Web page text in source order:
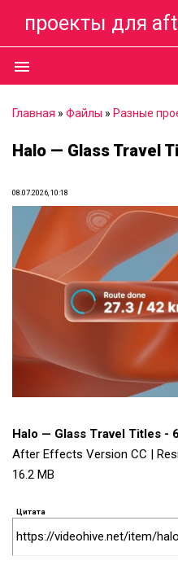
проекты для
menu
Главная » Файлы » Разные
Halo — Glass Travel
08.07.2026, 10:18
Halo — Glass Travel Titles -
After Effects Version CC |
16.2 MB
Цитата
https://videohive.net/item/